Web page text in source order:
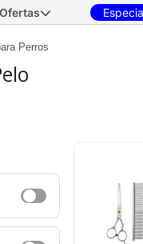
disponibles
×
Ofertas
Perros